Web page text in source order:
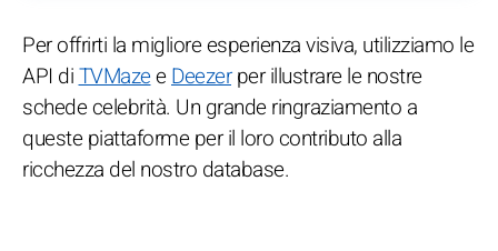
Per offrirti la migliore esperienza visiva, utilizziamo le
API diTVMazeeDeezerper illustrare le nostre
schede celebrità. Un grande ringraziamento a
queste piattaforme per il loro contributo alla
ricchezza del nostro database.